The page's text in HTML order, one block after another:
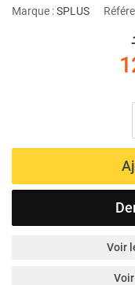
Marque :SPLUS
Voir